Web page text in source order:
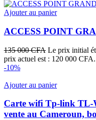
Ajouter au panier
ACCESS POINT
135 000CFA Le prix initial
prix actuel est : 120 000 CFA.
-10%
Ajouter au panier
Carte wifi Tp-link TL-
vente au Cameroun,